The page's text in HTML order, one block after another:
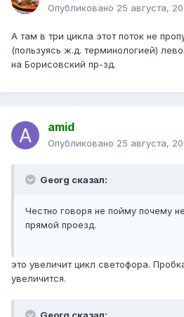
Опубликовано 25 августа,
А там в три цикла этот поток не
(пользуясь ж.д. терминологией)
на Борисовский пр-зд.
amid
Опубликовано 25 августа,
Georg сказал:
Честно говоря не пойму почему
прямой проезд.
это увеличит цикл светофора.
увеличится.